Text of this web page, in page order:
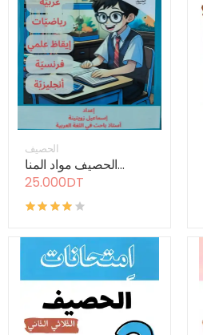
الحصيف
الحصيف مواد المنا...
25.000DT